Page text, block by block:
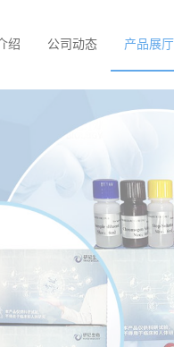
绍 公司动态 产品展厅